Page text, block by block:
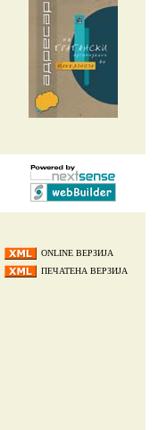
ONLINE ВЕРЗИЈА
ПЕЧАТЕНА ВЕРЗИЈА